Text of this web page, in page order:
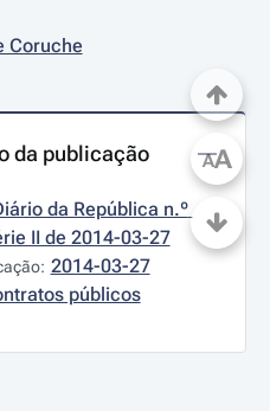
Coruche
da publicação
da República n.º
II de 2014-03-27
2014-03-27
públicos
AA